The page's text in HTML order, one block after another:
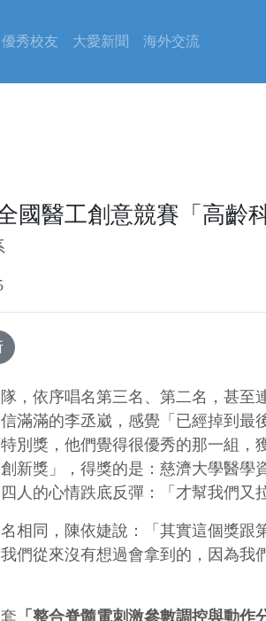
優秀校友 大愛新聞 海外交流
國醫工創意競賽「高齡
，依序唱名第三名、第二名，甚至
滿滿的李丞崴，感覺「已經掉到最
別獎，他們覺得很優秀的那一組，
新獎」，得獎的是：慈濟大學醫學
人的心情跌底反彈：「才幫我們又
相同，陳依婕說：「其實這個獎跟
們從來沒有想過會拿到的，因為我
「整合脊髓電刺激參數調控與動作